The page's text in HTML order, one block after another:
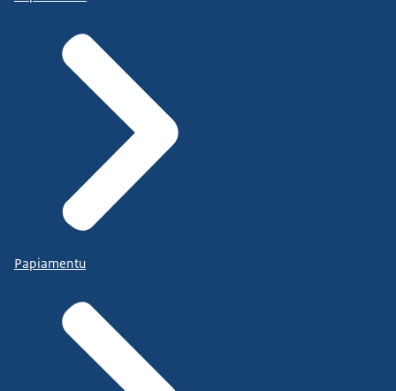
Papiamentu